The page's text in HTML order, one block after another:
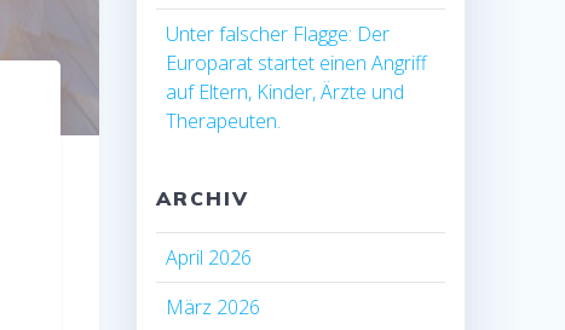
Unter falscher Flagge: Der
Europarat startet einen Angriff
auf Eltern, Kinder, Ärzte und
Therapeuten.
ARCHIV
April 2026
März 2026